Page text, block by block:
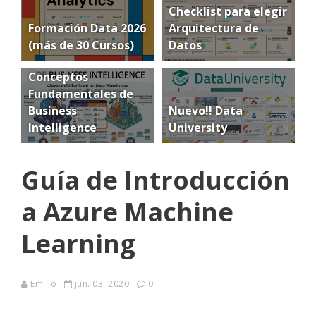
Formación Data 2026
(más de 30 Cursos)
Checklist para elegir
Arquitectura de
Datos
Conceptos
Fundamentales de
Business
Intelligence
Nuevo!! Data
University
Guía de Introducción
a Azure Machine
Learning
Emilio jun. 03, 2020 0